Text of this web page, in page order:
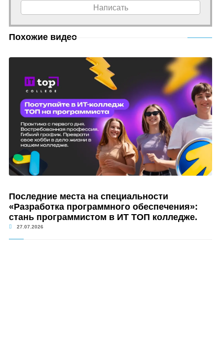
Написать
Похожие видео
Последние места на специальности
«Разработка программного обеспечения»:
стань программистом в ИТ ТОП колледже.
27.07.2026